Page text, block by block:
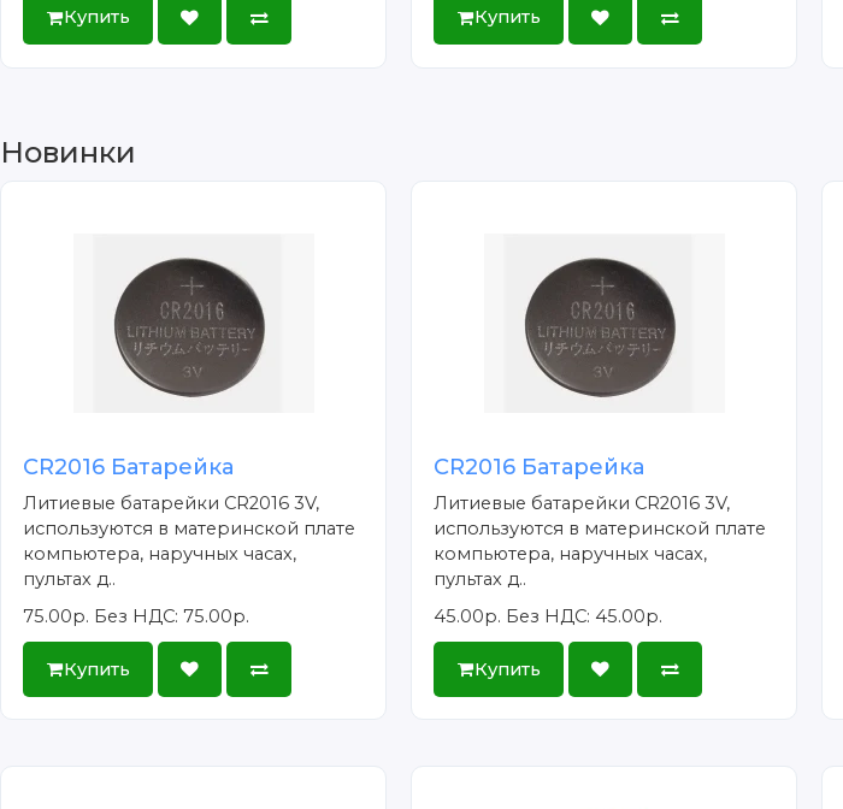
Купить Купить
Новинки
CR2016 Батарейка
Литиевые батарейки CR2016 3V,
используются в материнской плате
компьютера, наручных часах,
пультах д..
75.00р. Без НДС: 75.00р.
Купить
CR2016 Батарейка
Литиевые батарейки CR2016 3V,
используются в материнской плате
компьютера, наручных часах,
пультах д..
45.00р. Без НДС: 45.00р.
Купить